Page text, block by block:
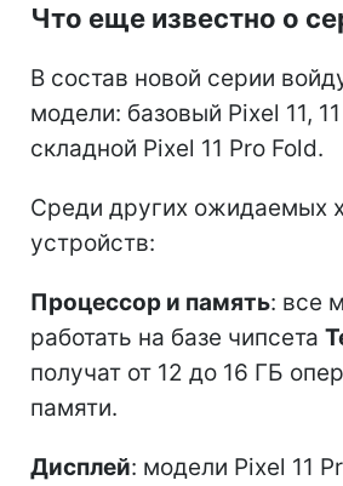
Что еще известно о
В состав новой серии
модели: базовый Pixel 11,
складной Pixel 11 Pro Fold.
Среди других ожидаемых
устройств:
Процессор и память: все
работать на базе чипсета
получат от 12 до 16 ГБ
памяти.
Дисплей: модели Pixel 11